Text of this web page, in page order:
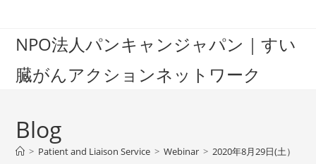
contentNPO法人パンキャンジャパン｜すい
臓がんアクションネットワーク
Blog
> Patient and Liaison Service > Webinar > 2020年8月29日(土）『